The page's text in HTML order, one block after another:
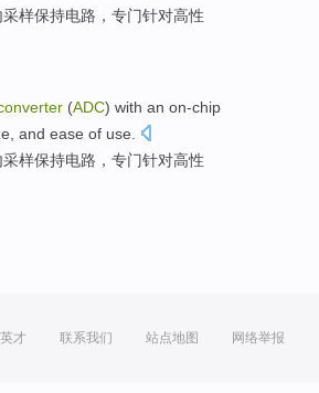
采样保持电路 ，专门针对高性
(ADC) with an on-chip
and ease of use.
采样保持电路 ，专门针对高性
才 联系我们 站点地图 网络举报